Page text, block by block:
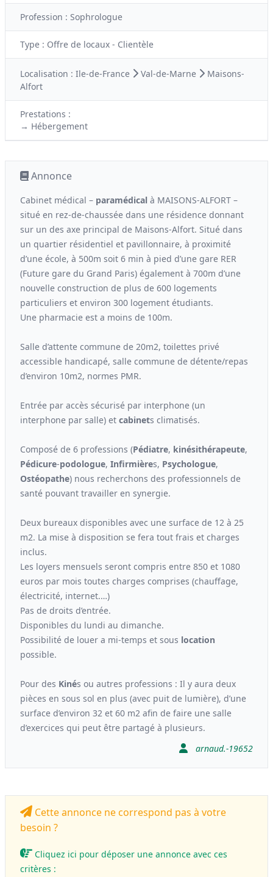
Profession : Sophrologue
Type : Offre de locaux - Clientèle
Localisation : Ile-de-France Val-de-Marne
Maisons-
Alfort
Prestations :
→ Hébergement
Annonce
Cabinet médical – paramédical à MAISONS-ALFORT –
situé en rez-de-chaussée dans une résidence donnant
sur un des axe principal de Maisons-Alfort. Situé dans
un quartier résidentiel et pavillonnaire, à proximité
d’une école, à 500m soit 6 min à pied d’une gare RER
(Future gare du Grand Paris) également à 700m d’une
nouvelle construction de plus de 600 logements
particuliers et environ 300 logement étudiants.
Une pharmacie est a moins de 100m.
Salle d’attente commune de 20m2, toilettes privé
accessible handicapé, salle commune de détente/repas
d’environ 10m2, normes PMR.
Entrée par accès sécurisé par interphone (un
interphone par salle) et cabinets climatisés.
Composé de 6 professions (Pédiatre, kinésithérapeute,
Pédicure-podologue, Infirmières, Psychologue,
Ostéopathe) nous recherchons des professionnels de
santé pouvant travailler en synergie.
Deux bureaux disponibles avec une surface de 12 à 25
m2. La mise à disposition se fera tout frais et charges
inclus.
Les loyers mensuels seront compris entre 850 et 1080
euros par mois toutes charges comprises (chauffage,
électricité, internet.…)
Pas de droits d’entrée.
Disponibles du lundi au dimanche.
Possibilité de louer a mi-temps et sous location
possible.
Pour des Kinés ou autres professions : Il y aura deux
pièces en sous sol en plus (avec puit de lumière), d’une
surface d’environ 32 et 60 m2 afin de faire une salle
d’exercices qui peut être partagé à plusieurs.
arnaud.-19652
Cette annonce ne correspond pas à votre
besoin ?
Cliquez ici pour déposer une annonce avec ces
critères :